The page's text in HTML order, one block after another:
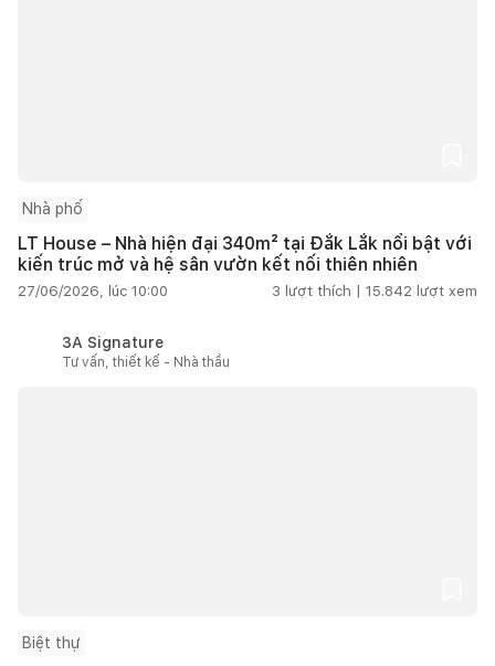
Nhà phố
LT House – Nhà hiện đại 340m² tại Đắk Lắk nổi bật với
kiến trúc mở và hệ sân vườn kết nối thiên nhiên
27/06/2026, lúc 10:00 3 lượt thích | 15.842 lượt xem
3A Signature
Tư vấn, thiết kế - Nhà thầu
Biệt thự